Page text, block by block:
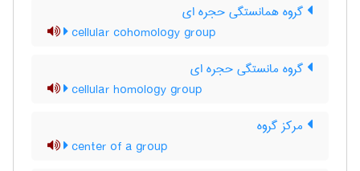
گروه همانستگی حجره ای
cellular cohomology group
گروه مانستگی حجره ای
cellular homology group
مرکز گروه
center of a group